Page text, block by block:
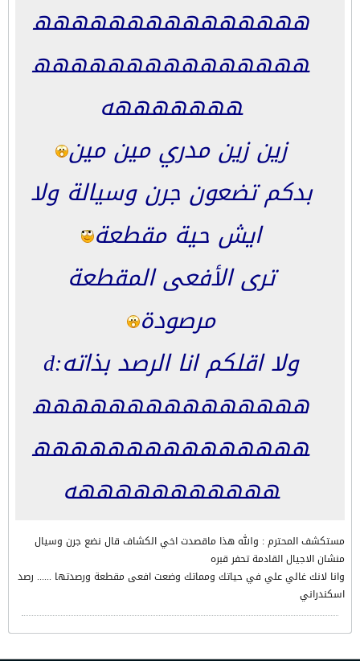
ههههههههههههههه
ههههههههههههههه
هههههههه
زين زين مدري مين مين
بدكم تضعون جرن وسيالة ولا
ايش حية مقطعة
ترى الأفعى المقطعة
مرصودة
ولا اقلكم انا الرصد بذاته:d
ههههههههههههههه
ههههههههههههههه
هههههههههههه
مستكشف المحترم : والله هذا ماقصدت اخي الكشاف قال نضع جرن وسيال
منشان الاجيال القادمة تحفر قبره
وانا لانك غالي علي في حياتك ومماتك وضعت افعى مقطعة ورصدتها ...... رصد
اسكندراني